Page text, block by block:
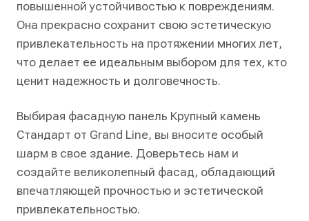
повышенной устойчивостью к повреждениям.
Она прекрасно сохранит свою эстетическую
привлекательность на протяжении многих лет,
что делает ее идеальным выбором для тех, кто
ценит надежность и долговечность.
Выбирая фасадную панель Крупный камень
Стандарт от Grand Line, вы вносите особый
шарм в свое здание. Доверьтесь нам и
создайте великолепный фасад, обладающий
впечатляющей прочностью и эстетической
привлекательностью.